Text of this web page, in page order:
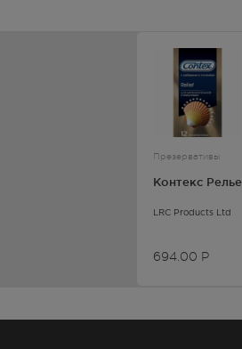
Презервативы
Контекс
LRC Products Ltd
694.00 Р